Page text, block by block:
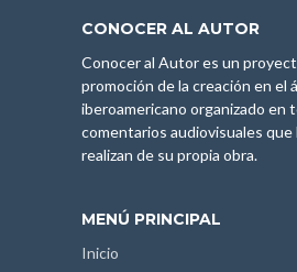
CONOCER AL AUTOR
Conocer al Autor es un
promoción de la creación en el
iberoamericano organizado en
comentarios audiovisuales que
realizan de su propia obra.
MENÚ PRINCIPAL
Inicio